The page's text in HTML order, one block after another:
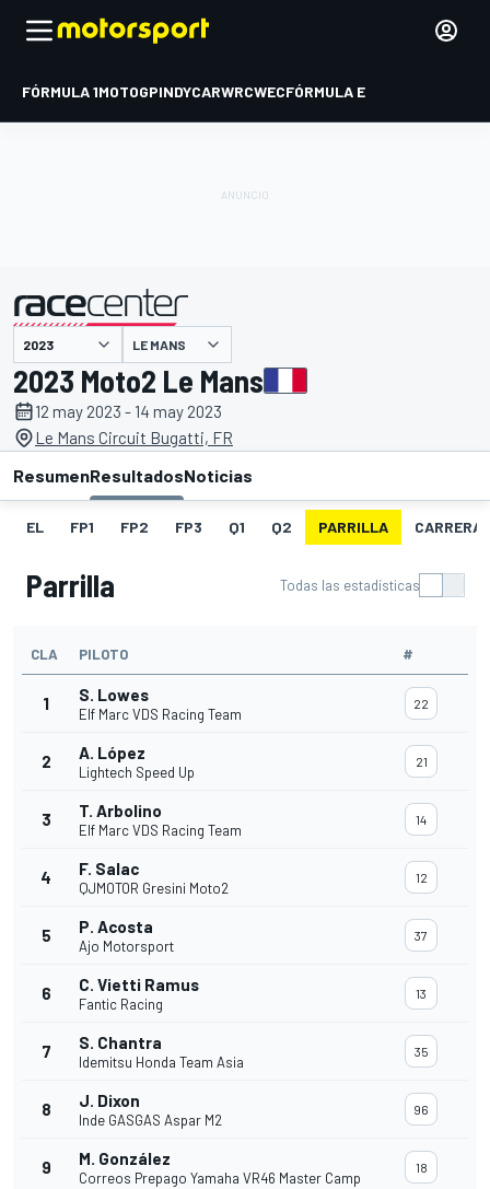
FÓRMULA 1MOTOGPINDYCARWRCWECFÓRMULA E
presentado por LE MANS
2023 Moto2 Le Mans
12 may 2023 - 14 may 2023
Le Mans Circuit Bugatti, FR
ResumenResultadosNoticias
EL FP1 FP2 FP3 Q1 Q2 PARRILLA CARRERA
Parrilla Todas las estadísticas
CLA PILOTO #
1 S. Lowes
Elf Marc VDS Racing Team
22
2 A. López
Lightech Speed Up
21
3 T. Arbolino
Elf Marc VDS Racing Team
14
4 F. Salac
QJMOTOR Gresini Moto2
12
5 P. Acosta
Ajo Motorsport
37
6 C. Vietti Ramus
Fantic Racing
13
7 S. Chantra
Idemitsu Honda Team Asia
35
8 J. Dixon
Inde GASGAS Aspar M2
96
9 M. González
Correos Prepago Yamaha VR46 Master Camp
18